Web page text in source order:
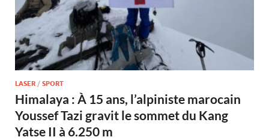
LASER / SPORT
Himalaya : À 15 ans, l’alpiniste marocain
Youssef Tazi gravit le sommet du Kang
Yatse II à 6.250 m